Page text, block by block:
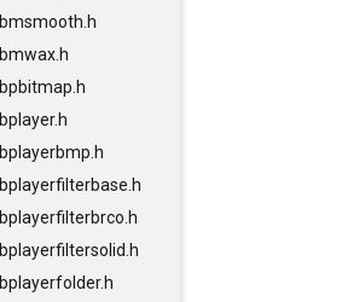
bmsmooth.h
bmwax.h
bpbitmap.h
bplayer.h
bplayerbmp.h
bplayerfilterbase.h
bplayerfilterbrco.h
bplayerfiltersolid.h
bplayerfolder.h